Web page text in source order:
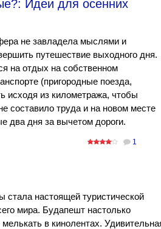
Идеи для осенних
не завладела мыслями и
путешествие выходного дня.
на отдых на собственном
(пригородные поезда,
исходя из километража, чтобы
составило труда и на новом месте
два дня за вычетом дороги.
1
стала настоящей туристической
мира. Будапешт настолько
в кинолентах.